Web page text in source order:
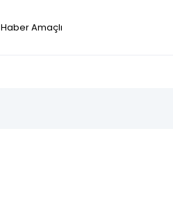
Haber Amaçlı